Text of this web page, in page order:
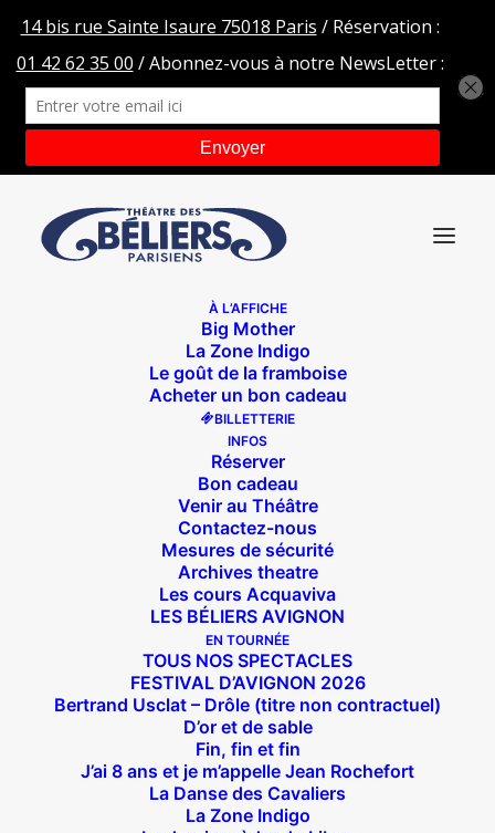
À L’AFFICHE
Big Mother
La Zone Indigo
Le goût de la framboise
Acheter un bon cadeau
BILLETTERIE
INFOS
Réserver
Bon cadeau
Venir au Théâtre
Contactez-nous
Mesures de sécurité
Archives theatre
Les cours Acquaviva
LES BÉLIERS AVIGNON
EN TOURNÉE
TOUS NOS SPECTACLES
FESTIVAL D’AVIGNON 2026
Bertrand Usclat – Drôle (titre non contractuel)
D’or et de sable
Fin, fin et fin
J’ai 8 ans et je m’appelle Jean Rochefort
La Danse des Cavaliers
La Zone Indigo
DSC00382
Accueil Espèces Menacées DSC00382